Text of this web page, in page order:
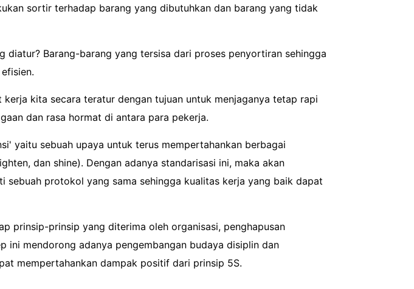
sortir terhadap barang yang dibutuhkan dan barang yang tidak
diatur? Barang-barang yang tersisa dari proses penyortiran sehingga
kita secara teratur dengan tujuan untuk menjaganya tetap rapi
dan rasa hormat di antara para pekerja.
yaitu sebuah upaya untuk terus mempertahankan berbagai
dan shine). Dengan adanya standarisasi ini, maka akan
sebuah protokol yang sama sehingga kualitas kerja yang baik dapat
prinsip-prinsip yang diterima oleh organisasi, penghapusan
ini mendorong adanya pengembangan budaya disiplin dan
mempertahankan dampak positif dari prinsip 5S.